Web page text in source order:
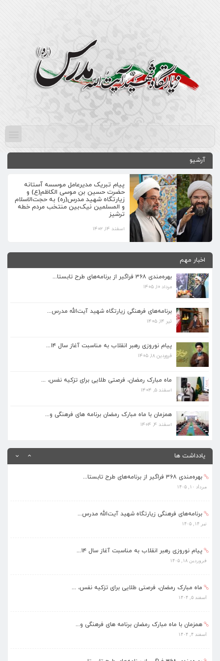
آرشیو
پیام تبریک مدیرعامل موسسه آستانه
حضرت حسین بن موسی الکاظم(ع) و
زیارتگاه شهید مدرس(ره) به حجت‌الاسلام
و المسلمین نیک‌بین منتخب مردم خطه
ترشیز
اسفند ۱۴, ۱۴۰۲
اسلامی نشان از فهم بالای سیاسی و حمایت
همه جانبه هموطنان عزیز از انقلاب اسلامی
معظم رهبری است که پیام بزرگ […]
اخبار مهم
بهره‌مندی ۳۶۸ فراگیر از برنامه‌های طرح تابستا...
مرداد ۱۰, ۱۴۰۵
برنامه‌های فرهنگی زیارتگاه شهید آیت‌الله مدرس...
تیر ۱۴, ۱۴۰۵
پیام نوروزی رهبر انقلاب به مناسبت آغاز سال ۱۴...
فروردین ۱۸, ۱۴۰۵
ماه مبارک رمضان، فرصتی طلایی برای تزکیه نفس، ...
اسفند ۵, ۱۴۰۴
همزمان با ماه مبارک رمضان برنامه های فرهنگی و...
اسفند ۴, ۱۴۰۴
یادداشت ها
برنامه‌های فرهنگی زیارتگاه شهید آیت‌الله مدرس...
پیام نوروزی رهبر انقلاب به مناسبت آغاز سال ۱۴...
فروردین ۱۸, ۱۴۰۵
ماه مبارک رمضان، فرصتی طلایی برای تزکیه نفس، ...
اسفند ۵, ۱۴۰۴
بهره‌مندی ۳۶۸ فراگیر از برنامه‌های طرح تابستا...
مرداد ۱۰, ۱۴۰۵
برنامه‌های فرهنگی زیارتگاه شهید آیت‌الله مدرس...
تیر ۱۴, ۱۴۰۵
پیام نوروزی رهبر انقلاب به مناسبت آغاز سال ۱۴...
فروردین ۱۸, ۱۴۰۵
ماه مبارک رمضان، فرصتی طلایی برای تزکیه نفس، ...
اسفند ۵, ۱۴۰۴
همزمان با ماه مبارک رمضان برنامه های فرهنگی و...
اسفند ۴, ۱۴۰۴